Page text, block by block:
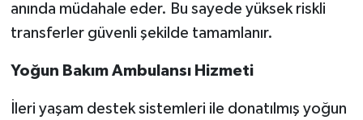
anında müdahale eder. Bu sayede yüksek riskli
transferler güvenli şekilde tamamlanır.
Yoğun Bakım Ambulansı Hizmeti
İleri yaşam destek sistemleri ile donatılmış yoğun